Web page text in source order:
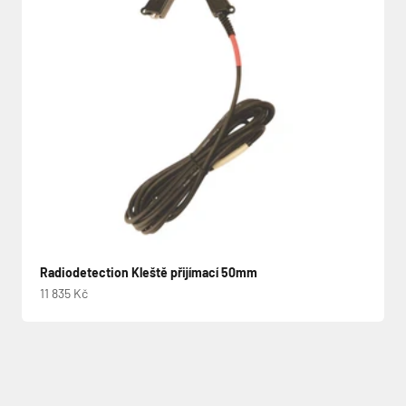
Radiodetection Kleště přijímací 50mm
Prodejní cena
11 835 Kč